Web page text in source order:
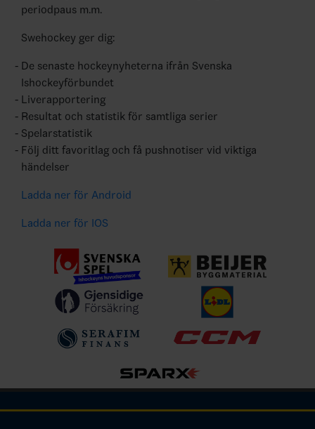
periodpaus m.m.
Swehockey ger dig:
De senaste hockeynyheterna ifrån Svenska
Ishockeyförbundet
Liverapportering
Resultat och statistik för samtliga serier
Spelarstatistik
Följ ditt favoritlag och få pushnotiser vid viktiga
händelser
Ladda ner för Android
Ladda ner för IOS